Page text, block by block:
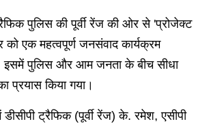
पुलिस की पूर्वी रेंज की ओर से 'प्रोजेक्ट
एक महत्वपूर्ण जनसंवाद कार्यक्रम
इसमें पुलिस और आम जनता के बीच सीधा
प्रयास किया गया।
ट्रैफिक (पूर्वी रेंज) के. रमेश, एसीपी